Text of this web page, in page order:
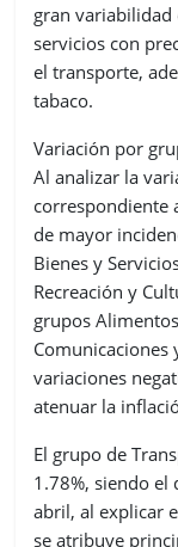
gran variabilidad
servicios con
el transporte,
tabaco.
Variación por
Al analizar la
correspondiente
de mayor
Bienes y
Recreación y
grupos
Comunicaciones
variaciones
atenuar la
El grupo de
1.78%, siendo
abril, al explicar
se atribuye